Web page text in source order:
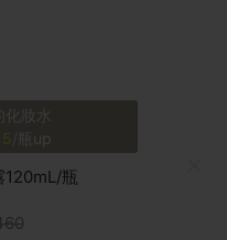
化妝水
/瓶up
瓶